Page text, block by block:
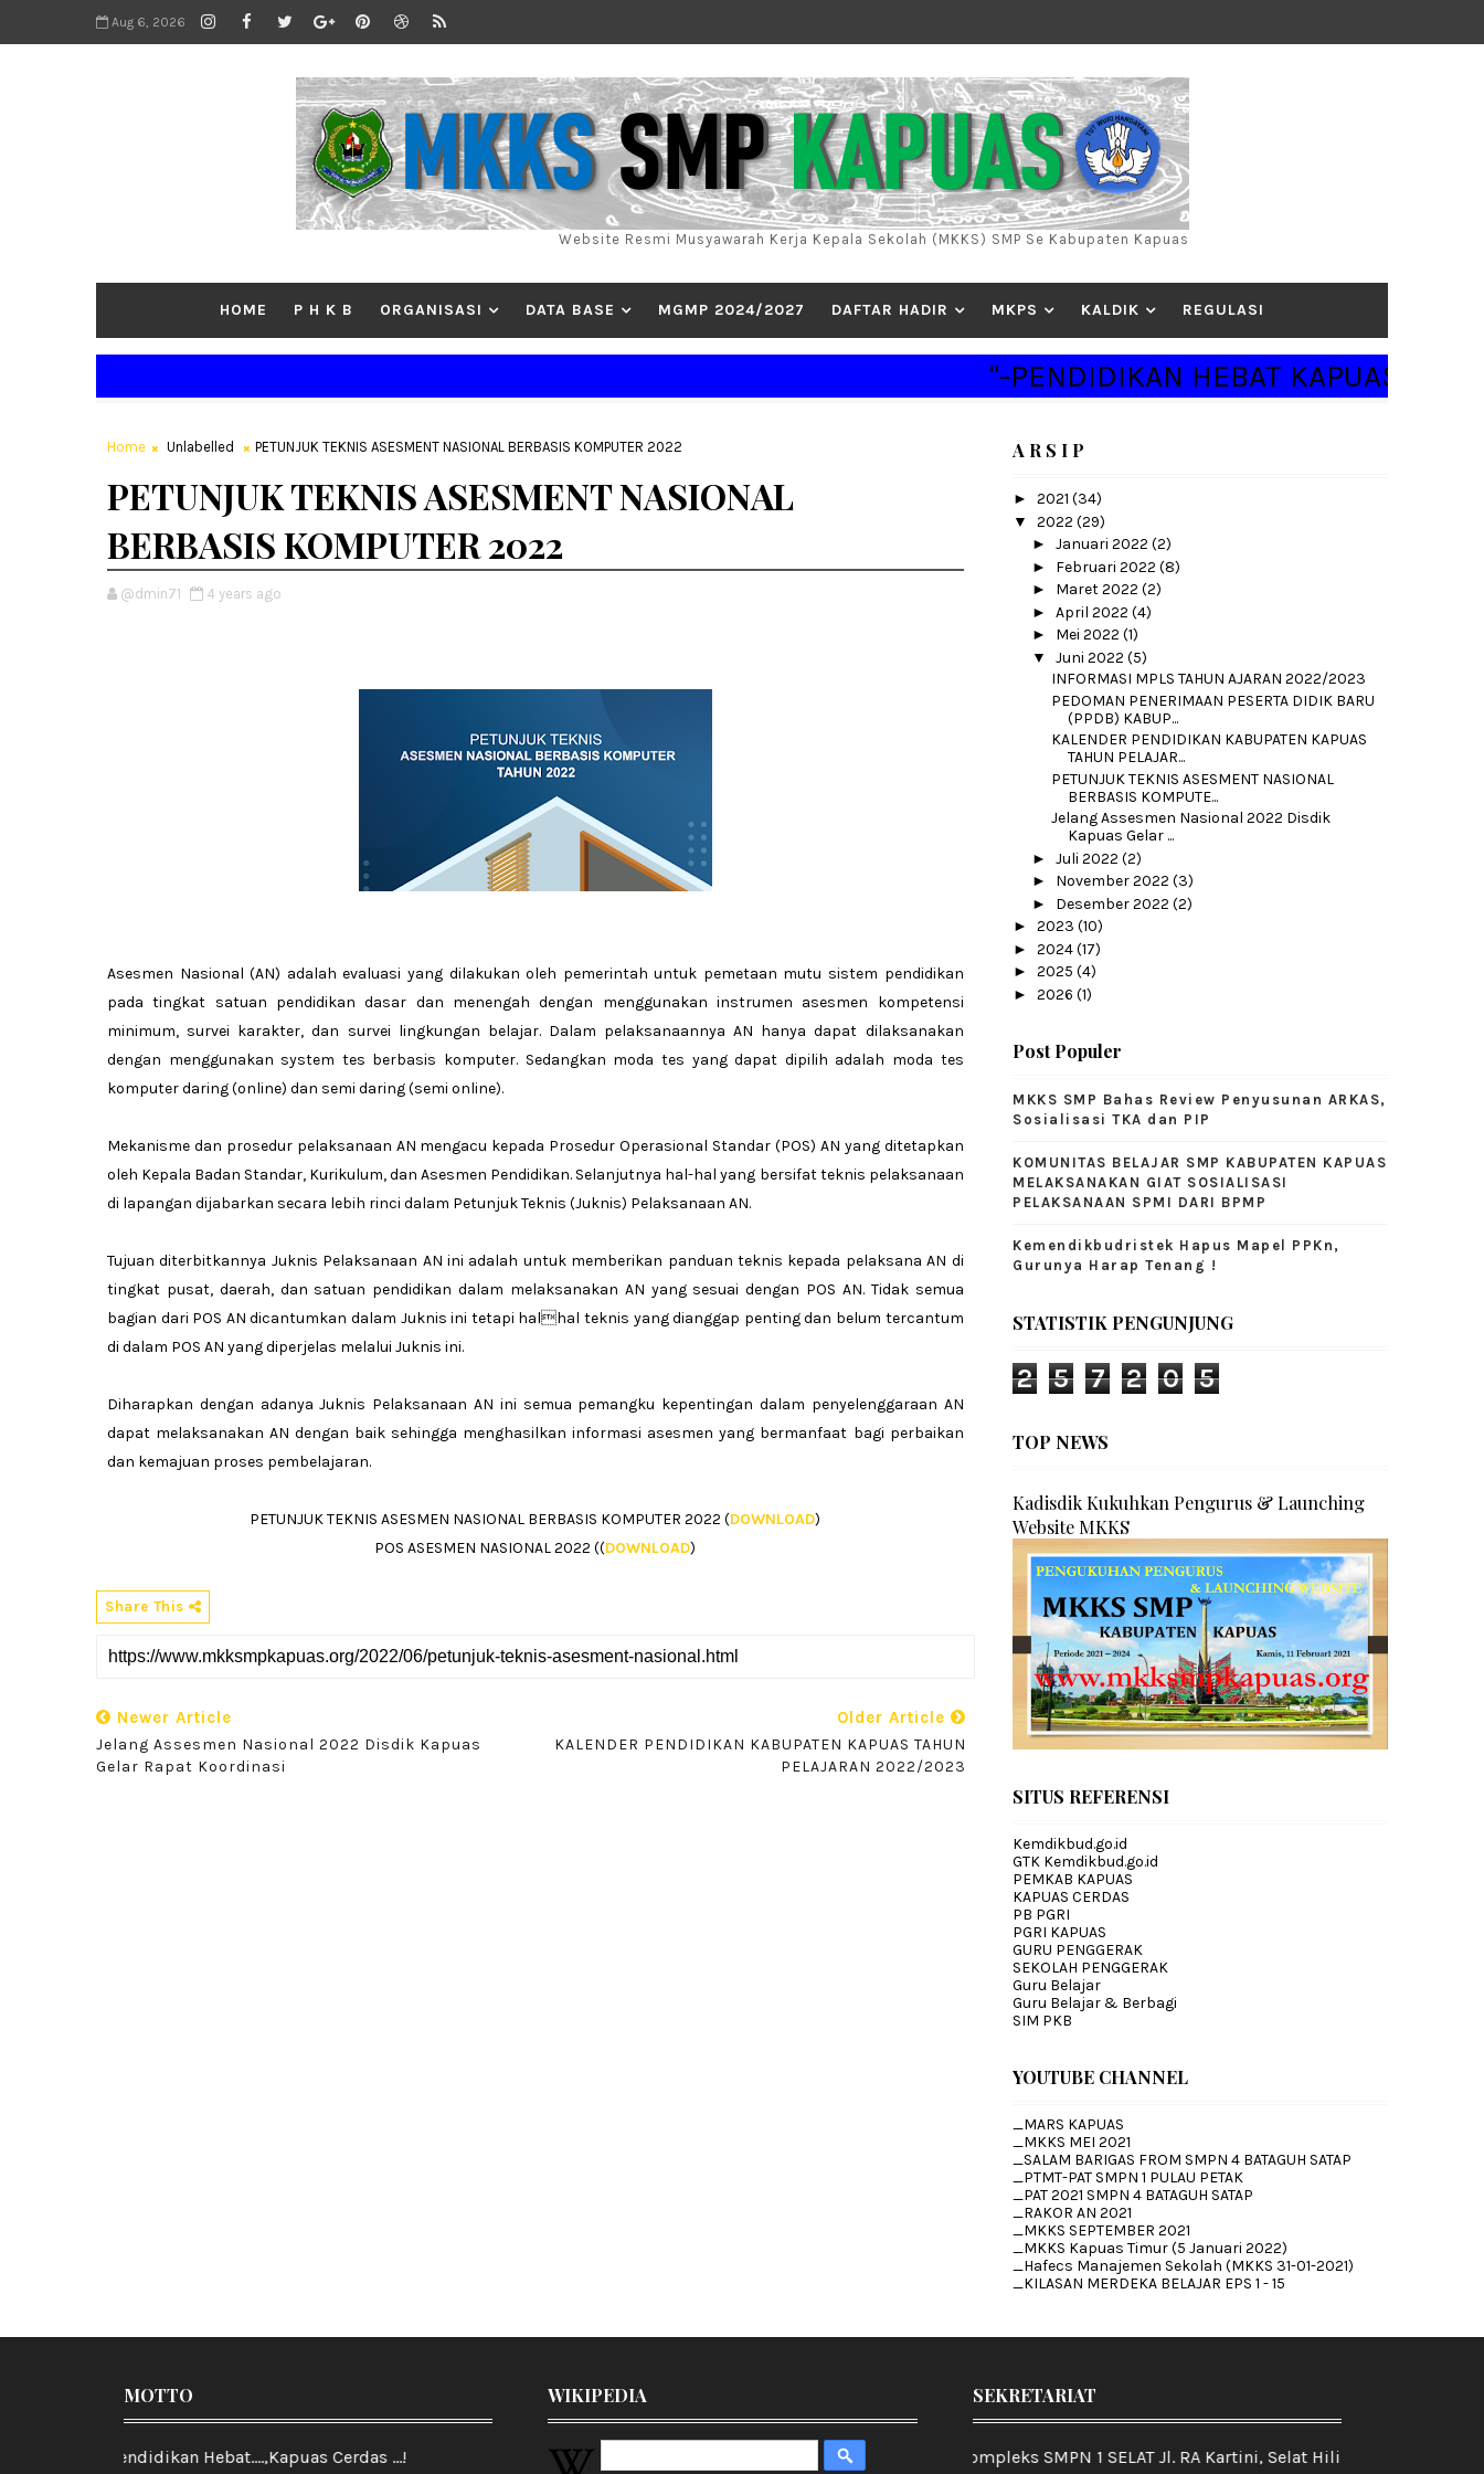
Aug 6, 2026
Website Resmi Musyawarah Kerja Kepala Sekolah (MKKS) SMP Se Kabupaten Kapuas
HOME P H K B ORGANISASI DATA BASE MGMP 2024/2027 DAFTAR HADIR MKPS KALDIK REGULASI
"-PENDIDIKAN HEBAT KAPUAS
Home Unlabelled PETUNJUK TEKNIS ASESMENT NASIONAL BERBASIS KOMPUTER 2022
PETUNJUK TEKNIS ASESMENT NASIONAL
BERBASIS KOMPUTER 2022
@dmin71 4 years ago
Asesmen Nasional (AN) adalah evaluasi yang dilakukan oleh pemerintah untuk pemetaan mutu sistem pendidikan
pada tingkat satuan pendidikan dasar dan menengah dengan menggunakan instrumen asesmen kompetensi
minimum, survei karakter, dan survei lingkungan belajar. Dalam pelaksanaannya AN hanya dapat dilaksanakan
dengan menggunakan system tes berbasis komputer. Sedangkan moda tes yang dapat dipilih adalah moda tes
komputer daring (online) dan semi daring (semi online).
Mekanisme dan prosedur pelaksanaan AN mengacu kepada Prosedur Operasional Standar (POS) AN yang ditetapkan
oleh Kepala Badan Standar, Kurikulum, dan Asesmen Pendidikan. Selanjutnya hal-hal yang bersifat teknis pelaksanaan
di lapangan dijabarkan secara lebih rinci dalam Petunjuk Teknis (Juknis) Pelaksanaan AN.
Tujuan diterbitkannya Juknis Pelaksanaan AN ini adalah untuk memberikan panduan teknis kepada pelaksana AN di
tingkat pusat, daerah, dan satuan pendidikan dalam melaksanakan AN yang sesuai dengan POS AN. Tidak semua
bagian dari POS AN dicantumkan dalam Juknis ini tetapi halhal teknis yang dianggap penting dan belum tercantum
di dalam POS AN yang diperjelas melalui Juknis ini.
Diharapkan dengan adanya Juknis Pelaksanaan AN ini semua pemangku kepentingan dalam penyelenggaraan AN
dapat melaksanakan AN dengan baik sehingga menghasilkan informasi asesmen yang bermanfaat bagi perbaikan
dan kemajuan proses pembelajaran.
PETUNJUK TEKNIS ASESMEN NASIONAL BERBASIS KOMPUTER 2022 (DOWNLOAD)
POS ASESMEN NASIONAL 2022 ((DOWNLOAD)
Share This
Newer Article
Jelang Assesmen Nasional 2022 Disdik Kapuas
Gelar Rapat Koordinasi
Older Article
KALENDER PENDIDIKAN KABUPATEN KAPUAS TAHUN
PELAJARAN 2022/2023
A R S I P
► 2021 (34)
▼ 2022 (29)
► Januari 2022 (2)
► Februari 2022 (8)
► Maret 2022 (2)
► April 2022 (4)
► Mei 2022 (1)
▼ Juni 2022 (5)
INFORMASI MPLS TAHUN AJARAN 2022/2023
PEDOMAN PENERIMAAN PESERTA DIDIK BARU
(PPDB) KABUP...
KALENDER PENDIDIKAN KABUPATEN KAPUAS
TAHUN PELAJAR...
PETUNJUK TEKNIS ASESMENT NASIONAL
BERBASIS KOMPUTE...
Jelang Assesmen Nasional 2022 Disdik
Kapuas Gelar ...
► Juli 2022 (2)
► November 2022 (3)
► Desember 2022 (2)
► 2023 (10)
► 2024(17)
► 2025 (4)
► 2026 (1)
Post Populer
MKKS SMP Bahas Review Penyusunan ARKAS,
Sosialisasi TKA dan PIP
KOMUNITAS BELAJAR SMP KABUPATEN KAPUAS
MELAKSANAKAN GIAT SOSIALISASI
PELAKSANAAN SPMI DARI BPMP
Kemendikbudristek Hapus Mapel PPKn,
Gurunya Harap Tenang !
STATISTIK PENGUNJUNG
2 5 7 2 0 5
TOP NEWS
Kadisdik Kukuhkan Pengurus & Launching
Website MKKS
SITUS REFERENSI
Kemdikbud.go.id
GTK Kemdikbud.go.id
PEMKAB KAPUAS
KAPUAS CERDAS
PB PGRI
PGRI KAPUAS
GURU PENGGERAK
SEKOLAH PENGGERAK
Guru Belajar
Guru Belajar & Berbagi
SIM PKB
YOUTUBE CHANNEL
_MARS KAPUAS
_MKKS MEI 2021
_SALAM BARIGAS FROM SMPN 4 BATAGUH SATAP
_PTMT-PAT SMPN 1 PULAU PETAK
_PAT 2021 SMPN 4 BATAGUH SATAP
_RAKOR AN 2021
_MKKS SEPTEMBER 2021
_MKKS Kapuas Timur (5 Januari 2022)
_Hafecs Manajemen Sekolah (MKKS 31-01-2021)
_KILASAN MERDEKA BELAJAR EPS 1 - 15
MOTTO
Pendidikan Hebat....,Kapuas Cerdas ...!
WIKIPEDIA SEKRETARIAT
Kompleks SMPN 1 SELAT Jl. RA Kartini, Selat Hilir, Kec. Selat,